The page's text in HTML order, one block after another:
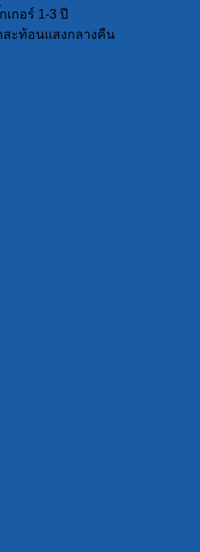
กอร์ 1-3 ปี
สะท้อนแสงกลางคืน